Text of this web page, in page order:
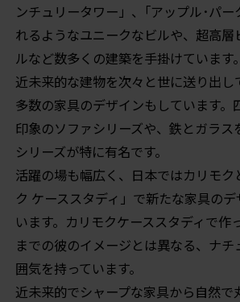
ンチュリータワー」、｢アップル･パー
れるようなユニークなビルや、超高層
ルなど数多くの建築を手掛けています。
近未来的な建物を次々と世に送り出し
多数の家具のデザインもしています。
印象のソファシリーズや、鉄とガラス
シリーズが特に有名です。
活躍の場も幅広く、日本ではカリモク
ク ケーススタディ」で新たな家具の
います。カリモクケーススタディで作
までの彼のイメージとは異なる、ナ
囲気を持っています。
近未来的でシャープな家具から自然で